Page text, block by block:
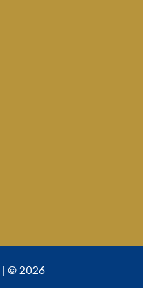
| © 2026